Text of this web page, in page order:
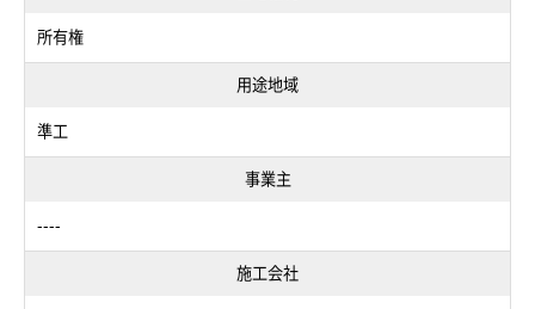
所有権
用途地域
準工
事業主
----
施工会社